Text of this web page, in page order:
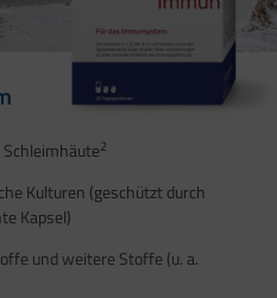
Schleimhäute2
Kulturen (geschützt durch
Kapsel)
und weitere Stoffe (u. a.
4